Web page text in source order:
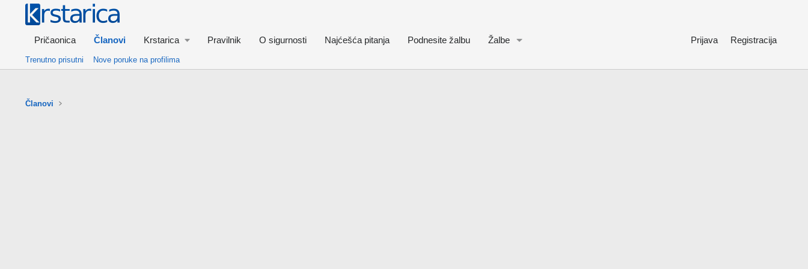
Pričaonica Članovi Krstarica Pravilnik O sigurnosti Najćešća pitanja Podnesite žalbu Žalbe Prijava Registracija
Trenutno prisutni Nove poruke na profilima
Članovi